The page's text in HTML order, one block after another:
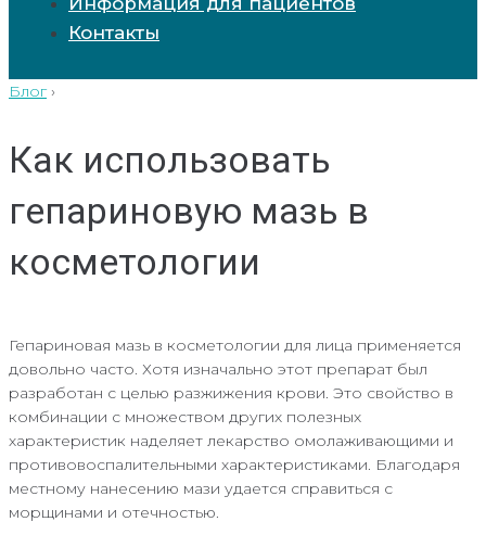
Контакты
Блог ›
Как использовать
гепариновую мазь в
косметологии
Гепариновая мазь в косметологии для лица применяется
довольно часто. Хотя изначально этот препарат был
разработан с целью разжижения крови. Это свойство в
комбинации с множеством других полезных
характеристик наделяет лекарство омолаживающими и
противовоспалительными характеристиками. Благодаря
местному нанесению мази удается справиться с
морщинами и отечностью.